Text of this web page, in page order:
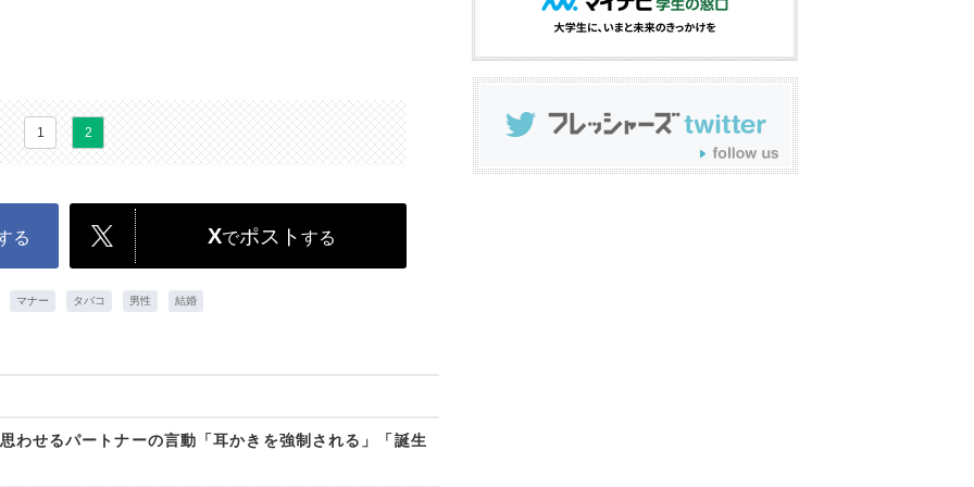
1 2
る Xでポスト する
マナー タバコ 男性 結婚
わせるパートナーの言動「耳かきを強制される」「誕生